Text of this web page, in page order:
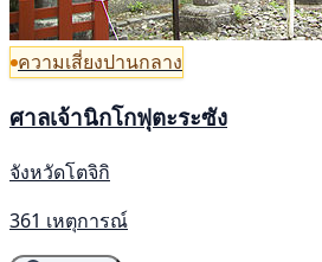
ความเสี่ยงปานกลาง
ศาลเจ้านิกโกฟุตะระซัง
จังหวัดโตจิกิ
361 เหตุการณ์